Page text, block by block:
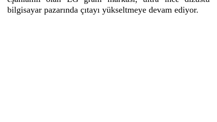
bilgisayar pazarında çıtayı yükseltmeye devam ediyor.